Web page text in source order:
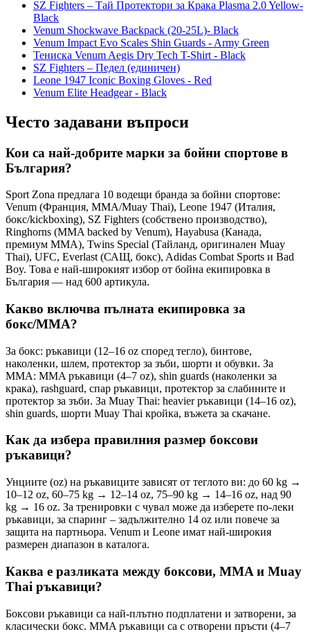
SZ Fighters – Тай Протектори за Крака Plasma 2.0 Yellow-
Black
Venum Shockwave Backpack (20-25L)- Black
Venum Impact Evo Scales Shin Guards - Army Green
Тениска Venum Aegis Dry Tech T-Shirt - Black
SZ Fighters – Педел (единичен)
Leone 1947 Iconic Boxing Gloves - Red
Venum Elite Headgear - Black
Често задавани въпроси
Кои са най-добрите марки за бойни спортове в
България?
Sport Zona предлага 10 водещи бранда за бойни спортове:
Venum (Франция, MMA/Muay Thai), Leone 1947 (Италия,
бокс/kickboxing), SZ Fighters (собствено производство),
Ringhorns (MMA backed by Venum), Hayabusa (Канада,
премиум MMA), Twins Special (Тайланд, оригинален Muay
Thai), UFC, Everlast (САЩ, бокс), Adidas Combat Sports и Bad
Boy. Това е най-широкият избор от бойна екипировка в
България — над 600 артикула.
Какво включва пълната екипировка за
бокс/MMA?
За бокс: ръкавици (12–16 oz според тегло), бинтове,
наколенки, шлем, протектор за зъби, шорти и обувки. За
MMA: MMA ръкавици (4–7 oz), shin guards (наколенки за
крака), rashguard, спар ръкавици, протектор за слабините и
протектор за зъби. За Muay Thai: heavier ръкавици (14–16 oz),
shin guards, шорти Muay Thai кройка, въжета за скачане.
Как да избера правилния размер боксови
ръкавици?
Унциите (oz) на ръкавиците зависят от теглото ви: до 60 kg →
10–12 oz, 60–75 kg → 12–14 oz, 75–90 kg → 14–16 oz, над 90
kg → 16 oz. За тренировки с чувал може да изберете по-леки
ръкавици, за спаринг – задължително 14 oz или повече за
защита на партньора. Venum и Leone имат най-широкия
размерен диапазон в каталога.
Каква е разликата между боксови, MMA и Muay
Thai ръкавици?
Боксови ръкавици са най-плътно подплатени и затворени, за
класически бокс. MMA ръкавици са с отворени пръсти (4–7